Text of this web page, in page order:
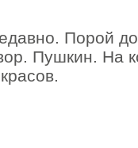
Порой
Пушкин. На